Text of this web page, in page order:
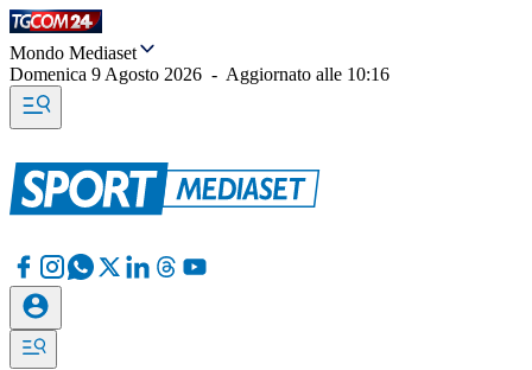
Mondo Mediaset
Domenica 9 Agosto 2026 - Aggiornato alle 10:16